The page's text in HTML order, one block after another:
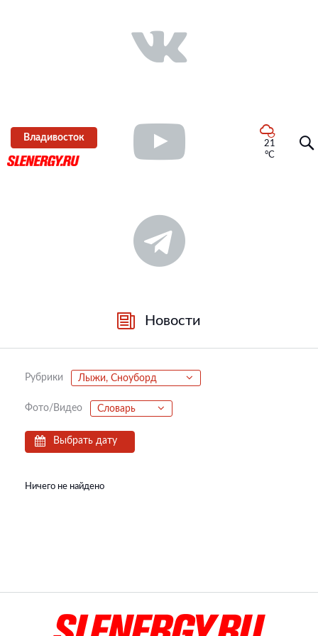
Владивосток
21
°C
Новости
Рубрики Лыжи, Сноуборд
Фото/Видео Словарь
Выбрать дату
Ничего не найдено